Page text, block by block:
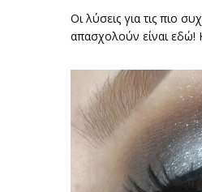
Οι λύσεις για τις πιο
απασχολούν είναι εδώ!